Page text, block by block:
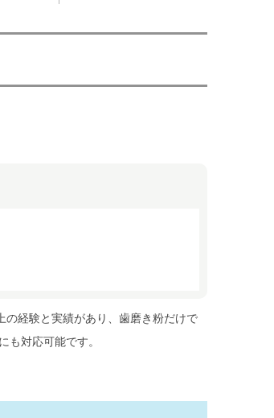
経験と実績があり、歯磨き粉だけで
も対応可能です。